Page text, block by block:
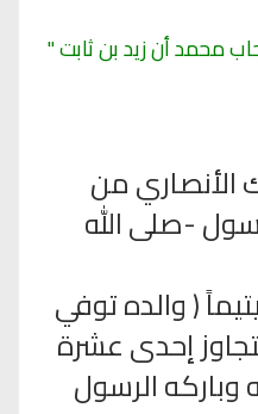
محمد أن زيد بن ثابت "
الأنصاري من
-صلى الله
( والده توفي
إحدى عشرة
الرسول